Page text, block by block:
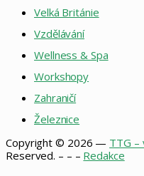
Velká Británie
Vzdělávání
Wellness & Spa
Workshopy
Zahraničí
Železnice
Copyright © 2026 — TTG –
Reserved. – – – Redakce